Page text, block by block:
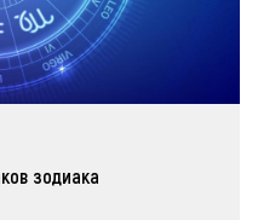
зодиака